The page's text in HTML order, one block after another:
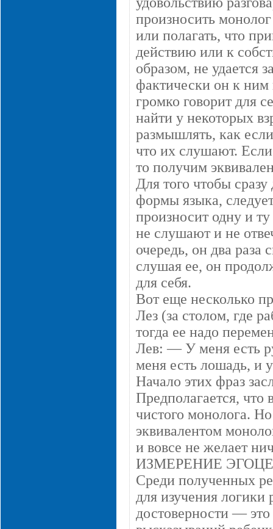
произносить
или полагать, что
действию или к
образом, не удается
фактически он к
громко говорит для
найти у некоторых
размышлять, как
что их слушают. Если
то получим
Для того чтобы
формы языка,
произносит одну и
не слушают и не
очередь, он два
слушая ее, он
для себя.
Вот еще несколько
Лез (за столом, где
тогда ее надо
Лев: — У меня есть
меня есть лошадь, и
Начало этих фраз
Предполагается, что
чистого монолога.
эквивалентом
и вовсе не желает
ИЗМЕРЕНИЕ
Среди полученных
для изучения
достоверности —